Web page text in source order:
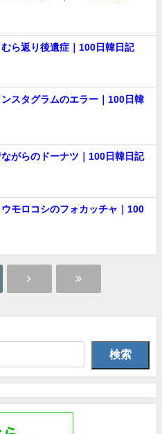
むら返り後遺症｜100日韓日記
ンスタグラムのエラー｜100日韓
ながらのドーナツ｜100日韓日記
ウモロコシのフォカッチャ｜100
検索